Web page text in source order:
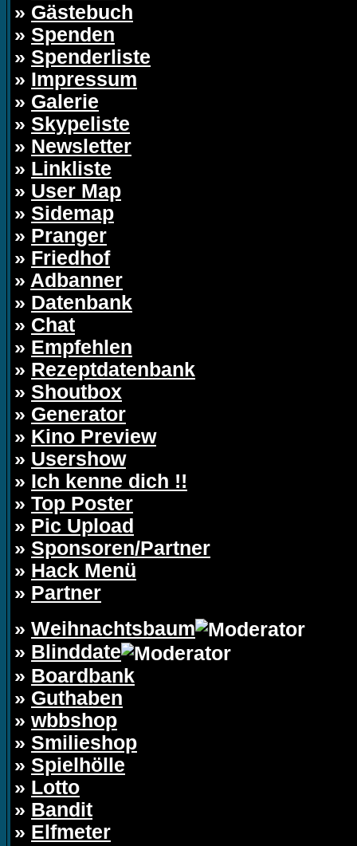
» Gästebuch
» Spenden
» Spenderliste
» Impressum
» Galerie
» Skypeliste
» Newsletter
» Linkliste
» User Map
» Sidemap
» Pranger
» Friedhof
» Adbanner
» Datenbank
» Chat
» Empfehlen
» Rezeptdatenbank
» Shoutbox
» Generator
» Kino Preview
» Usershow
» Ich kenne dich !!
» Top Poster
» Pic Upload
» Sponsoren/Partner
» Hack Menü
» Partner
» Weihnachtsbaum
» Blinddate
» Boardbank
» Guthaben
» wbbshop
» Smilieshop
» Spielhölle
» Lotto
» Bandit
» Elfmeter